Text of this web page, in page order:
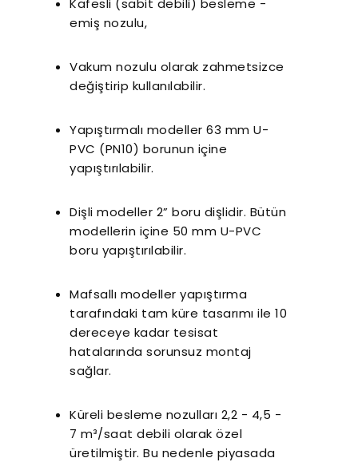
emiş nozulu,
Vakum nozulu olarak zahmetsizce
değiştirip kullanılabilir.
Yapıştırmalı modeller 63 mm U-
PVC (PN10) borunun içine
yapıştırılabilir.
Dişli modeller 2” boru dişlidir. Bütün
modellerin içine 50 mm U-PVC
boru yapıştırılabilir.
Mafsallı modeller yapıştırma
tarafındaki tam küre tasarımı ile 10
dereceye kadar tesisat
hatalarında sorunsuz montaj
sağlar.
Küreli besleme nozulları 2,2 - 4,5 -
7 m³/saat debili olarak özel
üretilmiştir. Bu nedenle piyasada